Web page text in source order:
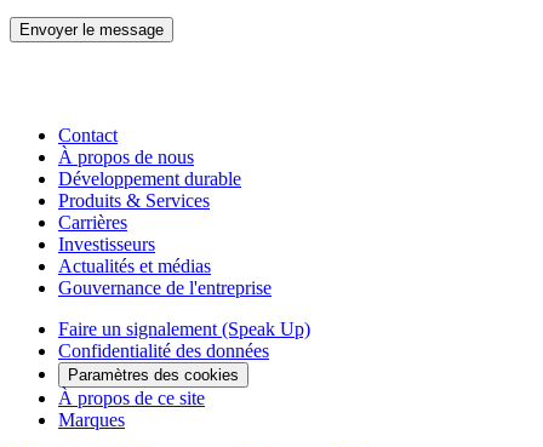
Envoyer le message
Contact
À propos de nous
Développement durable
Produits & Services
Carrières
Investisseurs
Actualités et médias
Gouvernance de l'entreprise
Faire un signalement (Speak Up)
Confidentialité des données
Paramètres des cookies
À propos de ce site
Marques